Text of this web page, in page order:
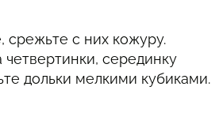
срежьте с них кожуру.
четвертинки, серединку
дольки мелкими кубиками.